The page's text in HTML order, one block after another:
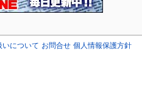
いについて お問合せ 個人情報保護方針